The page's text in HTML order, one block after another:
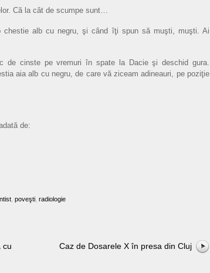
Că la cât de scumpe sunt…
alb cu negru, şi când îţi spun să muşti, muşti. Ai
cinste pe vremuri în spate la Dacie şi deschid gura.
aia alb cu negru, de care vă ziceam adineauri, pe poziţie
de:
poveşti radiologie
cu
Caz de Dosarele X în presa din Cluj